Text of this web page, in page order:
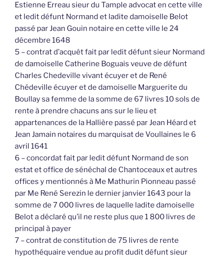
Estienne Erreau sieur du Tample advocat en cette ville
et ledit défunt Normand et ladite damoiselle Belot
passé par Jean Gouin notaire en cette ville le 24
décembre 1648
5 – contrat d’acquêt fait par ledit défunt sieur Normand
de damoiselle Catherine Boguais veuve de défunt
Charles Chedeville vivant écuyer et de René
Chédeville écuyer et de damoiselle Marguerite du
Boullay sa femme de la somme de 67 livres 10 sols de
rente à prendre chacuns ans sur le lieu et
appartenances de la Hallière passé par Jean Héard et
Jean Jamain notaires du marquisat de Voullaines le 6
avril 1641
6 – concordat fait par ledit défunt Normand de son
estat et office de sénéchal de Chantoceaux et autres
offices y mentionnés à Me Mathurin Pionneau passé
par Me René Serezin le dernier janvier 1643 pour la
somme de 7 000 livres de laquelle ladite damoiselle
Belot a déclaré qu’il ne reste plus que 1 800 livres de
principal à payer
7 – contrat de constitution de 75 livres de rente
hypothéquaire vendue au profit dudit défunt sieur